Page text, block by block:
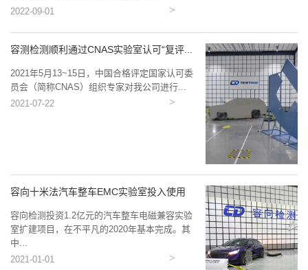
2022-09-01
容测检测顺利通过CNAS实验室认可“复评...
2021年5月13~15日，中国合格评定国家认可委
员会（简称CNAS）组织专家对我公司进行...
2021-07-22
容向十米法汽车整车EMC实验室投入使用
容向检测投资1.2亿元的汽车整车电磁兼容实验
室扩建项目，在不平凡的2020年基本完成。其
中...
2021-01-01